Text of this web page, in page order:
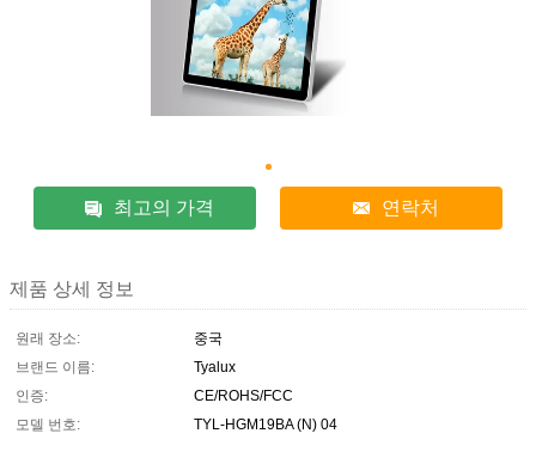
최고의 가격 연락처
제품 상세 정보
원래 장소:
중국
브랜드 이름:
Tyalux
인증:
CE/ROHS/FCC
모델 번호:
TYL-HGM19BA (N) 04